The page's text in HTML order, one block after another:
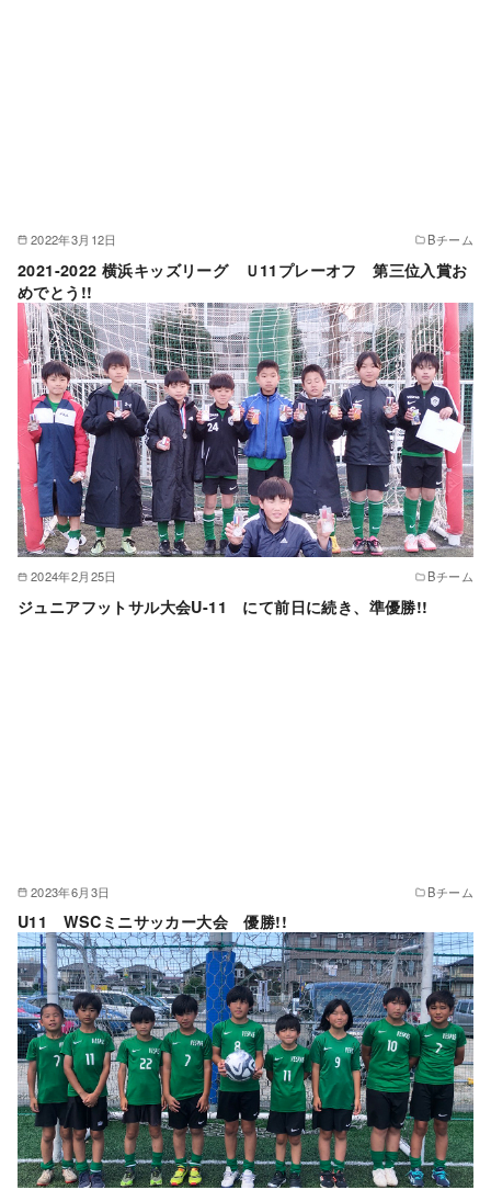
2022年3月12日 Bチーム
2021-2022 横浜キッズリーグ Ｕ11プレーオフ 第三位入賞お
めでとう!!
2024年2月25日 Bチーム
ジュニアフットサル大会U-11 にて前日に続き、準優勝!!
2023年6月3日 Bチーム
U11 WSCミニサッカー大会 優勝!!